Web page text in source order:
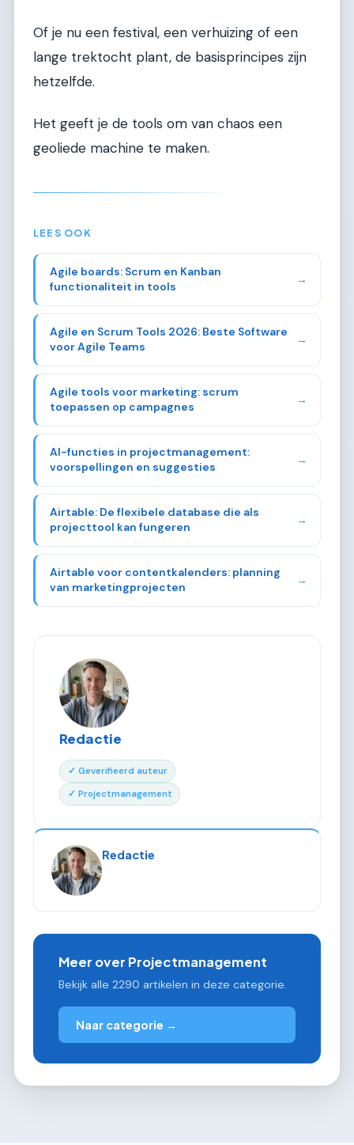
Of je nu een festival, een verhuizing of een
lange trektocht plant, de basisprincipes zijn
hetzelfde.
Het geeft je de tools om van chaos een
geoliede machine te maken.
LEES OOK
Agile boards: Scrum en Kanban
functionaliteit in tools
→
Agile en Scrum Tools 2026: Beste Software
voor Agile Teams
→
Agile tools voor marketing: scrum
toepassen op campagnes
→
AI-functies in projectmanagement:
voorspellingen en suggesties
→
Airtable: De flexibele database die als
projecttool kan fungeren
→
Airtable voor contentkalenders: planning
van marketingprojecten
→
Redactie
✓ Geverifieerd auteur
✓ Projectmanagement
Redactie
Meer over Projectmanagement
Bekijk alle 2290 artikelen in deze categorie.
Naar categorie →